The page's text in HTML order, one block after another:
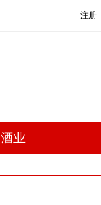
注册
酒业